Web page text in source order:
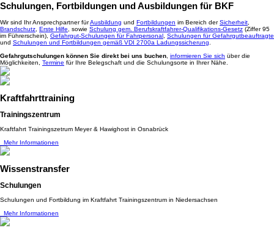
Schulungen, Fortbildungen und Ausbildungen für BKF
Wir sind Ihr Ansprechpartner fürAusbildung und Fortbildungen im Bereich derSicherheit
Brandschutz Erste Hilfe , sowie Schulung gem. Berufskraftfahrer-Qualifikations-Gesetz (Ziffer 95
im Führerschein), Gefahrgut-Schulungen für Fahrpersonal Schulungen für Gefahrgutbeauftragte
und Schulungen und Fortbildungen gemäß VDI 2700a Ladungssicherung
Gefahrgutschulungen können Sie direkt bei uns buchen informieren Sie sich über die
Möglichkeiten, Termine für Ihre Belegschaft und die Schulungsorte in Ihrer Nähe.
Kraftfahrttraining
Trainingszentrum
Kraftfahrt Trainingszetrum Meyer & Hawighost in Osnabrück
Mehr Informationen
Wissenstransfer
Schulungen
Schulungen und Fortbildung im Kraftfahrt Trainingszentrum in Niedersachsen
Mehr Informationen